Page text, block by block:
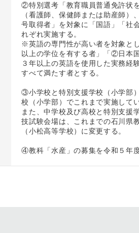
②特別選考「教育職員普通免許状
（看護師、保健師または助産師
号取得者」を対象に「国語」「社
れぞれ実施する。
※英語の専門性が高い者を対象と
以上の学位を有する者」「②日本
３年以上の英語を使用した実務
すべて満たす者とする。
③小学校と特別支援学校（小学部
校（小学部）でこれまで実施して
また、中学校及び高校と特別支援
技試験会場は、これまでの石川県
（小松高等学校）に変更する。
④教科「水産」の募集を令和５年